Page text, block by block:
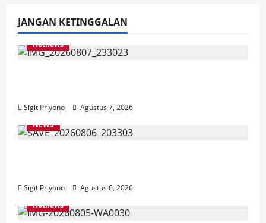
JANGAN KETINGGALAN
Hotnews
Sigit Priyono
Agustus 7, 2026
NEWS
Sigit Priyono
Agustus 6, 2026
Hotnews